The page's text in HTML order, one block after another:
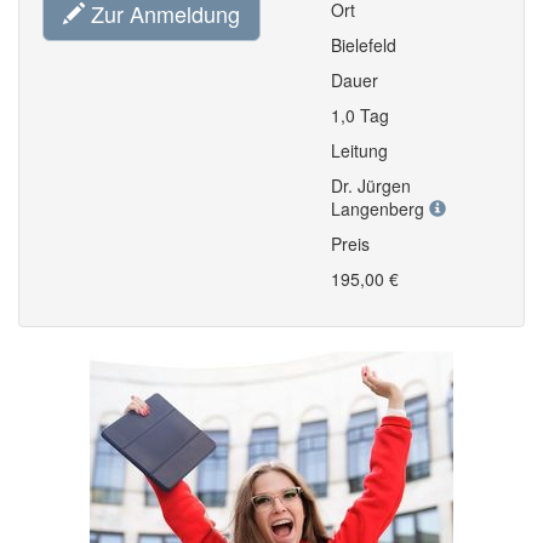
Zur Anmeldung
Ort
Bielefeld
Dauer
1,0 Tag
Leitung
Dr. Jürgen
Langenberg
Preis
195,00 €